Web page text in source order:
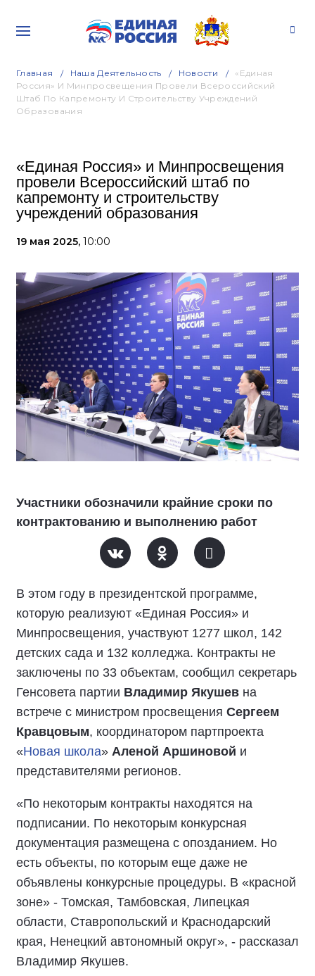
Главная Наша Деятельность Новости
«Единая
Россия» И Минпросвещения Провели Всероссийский
Штаб По Капремонту И Строительству Учреждений
Образования
«Единая Россия» и Минпросвещения
провели Всероссийский штаб по
капремонту и строительству
учреждений образования
19 мая 2025, 10:00
Участники обозначили крайние сроки по
контрактованию и выполнению работ
В этом году в президентской программе,
которую реализуют «Единая Россия» и
Минпросвещения, участвуют 1277 школ, 142
детских сада и 132 колледжа. Контракты не
заключены по 33 объектам, сообщил секретарь
Генсовета партии Владимир Якушев на
встрече с министром просвещения Сергеем
Кравцовым, координатором партпроекта
«Новая школа» Аленой Аршиновой и
представителями регионов.
«По некоторым контракты находятся на
подписании. По некоторым конкурсная
документация размещена с опозданием. Но
есть объекты, по которым еще даже не
объявлены конкурсные процедуры. В «красной
зоне» - Томская, Тамбовская, Липецкая
области, Ставропольский и Краснодарский
края, Ненецкий автономный округ», - рассказал
Владимир Якушев.